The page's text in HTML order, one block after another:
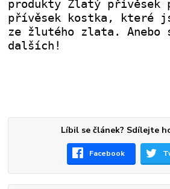
produkty Zlatý přívěsek
přívěsek kostka, které
ze žlutého zlata. Anebo
dalších!
Líbil se článek? Sdílejte
Facebook